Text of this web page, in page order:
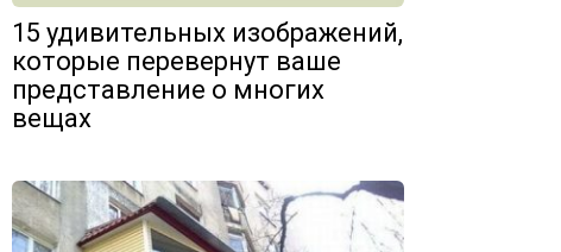
15 удивительных изображений,
которые перевернут ваше
представление о многих
вещах